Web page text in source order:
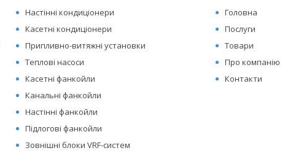
Настінні кондиціонери
Касетні кондиціонери
Припливно-витяжні установки
Теплові насоси
Касетні фанкойли
Канальні фанкойли
Настінні фанкойли
Підлогові фанкойли
Зовнішні блоки VRF-систем
Головна
Послуги
Товари
Про компанію
Контакти